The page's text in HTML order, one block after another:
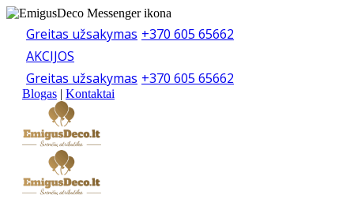
Greitas užsakymas +370 605 65662
AKCIJOS
Greitas užsakymas +370 605 65662
Blogas | Kontaktai